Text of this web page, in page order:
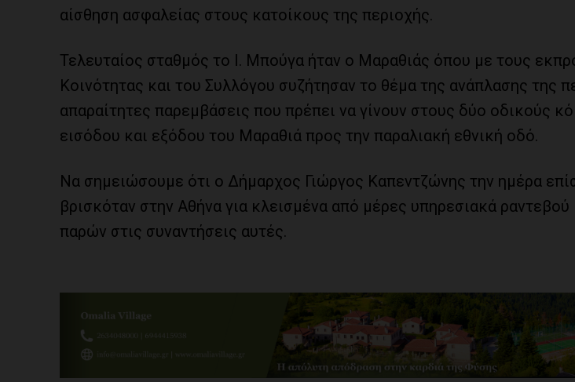
αίσθηση ασφαλείας στους κατοίκους της περιοχής.
Τελευταίος σταθμός το Ι. Μπούγα ήταν ο Μαραθιάς όπου με τους
Κοινότητας και του Συλλόγου συζήτησαν το θέμα της ανάπλασης της
απαραίτητες παρεμβάσεις που πρέπει να γίνουν στους δύο οδικούς
εισόδου και εξόδου του Μαραθιά προς την παραλιακή εθνική οδό.
Να σημειώσουμε ότι ο Δήμαρχος Γιώργος Καπεντζώνης την ημέρα
βρισκόταν στην Αθήνα για κλεισμένα από μέρες υπηρεσιακά ραντεβού
παρών στις συναντήσεις αυτές.